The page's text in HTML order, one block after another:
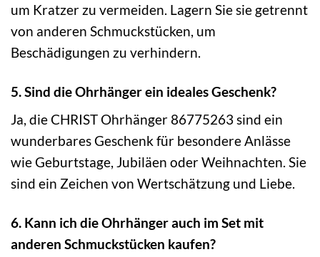
um Kratzer zu vermeiden. Lagern Sie sie getrennt
von anderen Schmuckstücken, um
Beschädigungen zu verhindern.
5. Sind die Ohrhänger ein ideales Geschenk?
Ja, die CHRIST Ohrhänger 86775263 sind ein
wunderbares Geschenk für besondere Anlässe
wie Geburtstage, Jubiläen oder Weihnachten. Sie
sind ein Zeichen von Wertschätzung und Liebe.
6. Kann ich die Ohrhänger auch im Set mit
anderen Schmuckstücken kaufen?